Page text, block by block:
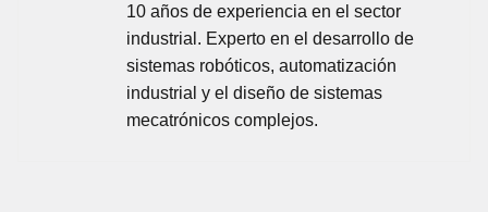
10 años de experiencia en el sector
industrial. Experto en el desarrollo de
sistemas robóticos, automatización
industrial y el diseño de sistemas
mecatrónicos complejos.